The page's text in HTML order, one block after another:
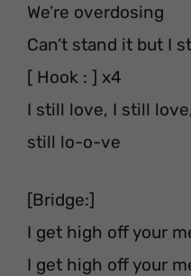
We’re overdosing
Can’t stand it but I
[ Hook : ] x4
I still love, I still
still lo-o-ve
[Bridge:]
I get high off your
I get high off your